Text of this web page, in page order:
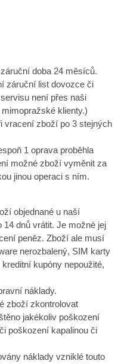
doba 24 měsíců.
záruční list dovozce či
není přes naši
klienty.)
vracení zboží po 3 stejných
1 oprava proběhla
možné zboží vyměnit za
jinou operaci s ním.
objednané u naší
14 dnů vrátit. Je možné jej
peněz. Zboží ale musí
nerozbalený, SIM karty
kupóny nepoužité,
náklady.
zboží zkontrolovat
jakékoliv poškození
poškození kapalinou či
náklady vzniklé touto